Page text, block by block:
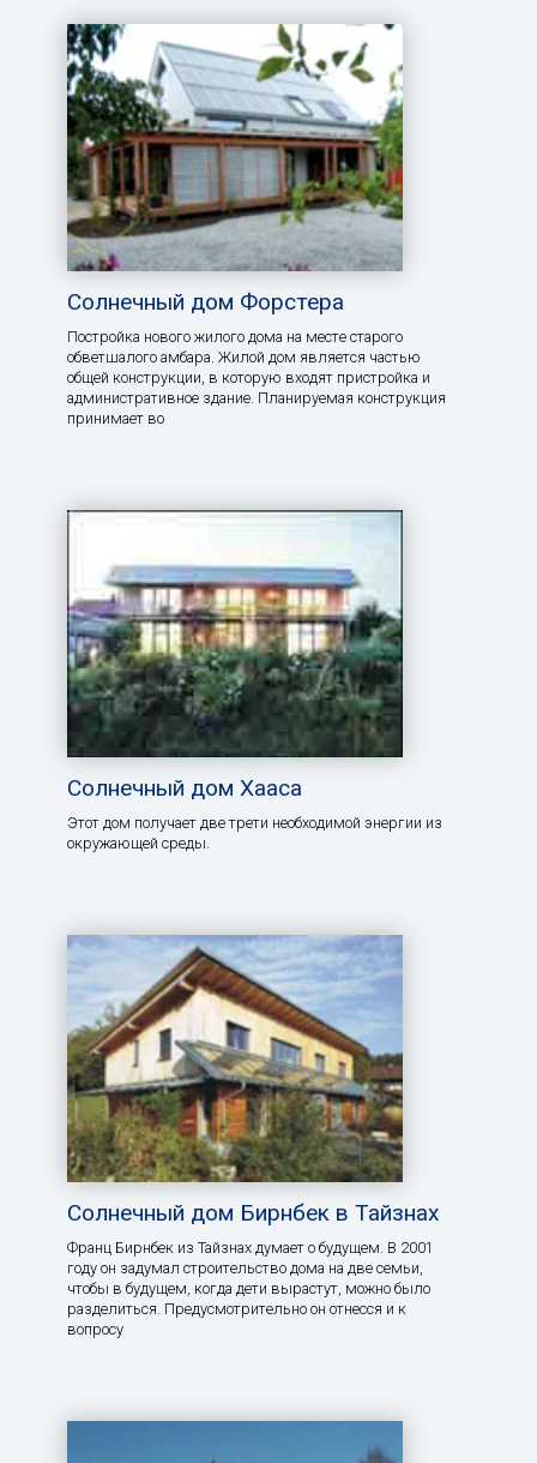
Солнечный дом Форстера
Постройка нового жилого дома на месте старого
обветшалого амбара. Жилой дом является частью
общей конструкции, в которую входят пристройка и
административное здание. Планируемая конструкция
принимает во
Солнечный дом Хааса
Этот дом получает две трети необходимой энергии из
окружающей среды.
Солнечный дом Бирнбек в Тайзнах
Франц Бирнбек из Тайзнах думает о будущем. В 2001
году он задумал строительство дома на две семьи,
чтобы в будущем, когда дети вырастут, можно было
разделиться. Предусмотрительно он отнесся и к
вопросу